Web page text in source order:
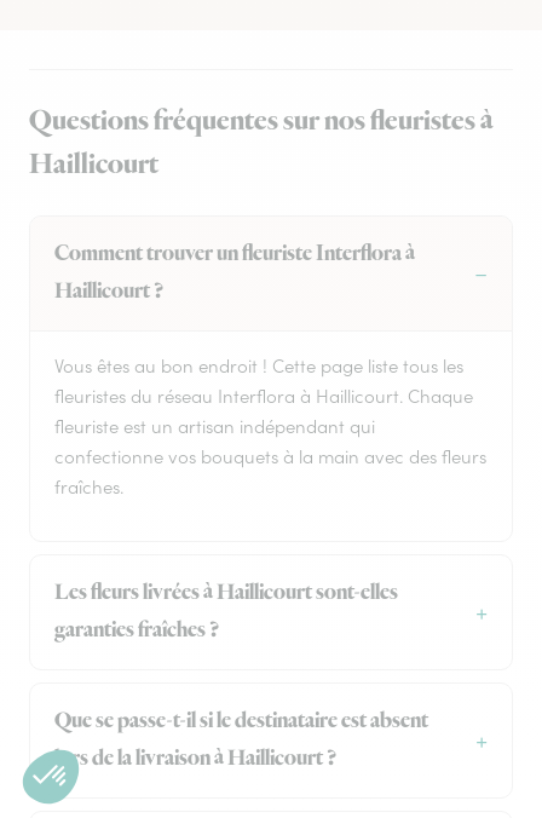
Questions fréquentes sur nos fleuristes à
Haillicourt
Comment trouver un fleuriste Interflora à
Haillicourt ?
Vous êtes au bon endroit ! Cette page liste tous les
fleuristes du réseau Interflora à Haillicourt. Chaque
fleuriste est un artisan indépendant qui
confectionne vos bouquets à la main avec des fleurs
fraîches.
Les fleurs livrées à Haillicourt sont-elles
garanties fraîches ?
Que se passe-t-il si le destinataire est absent
lors de la livraison à Haillicourt ?